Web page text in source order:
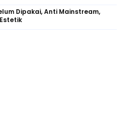
Dipakai, Anti Mainstream,